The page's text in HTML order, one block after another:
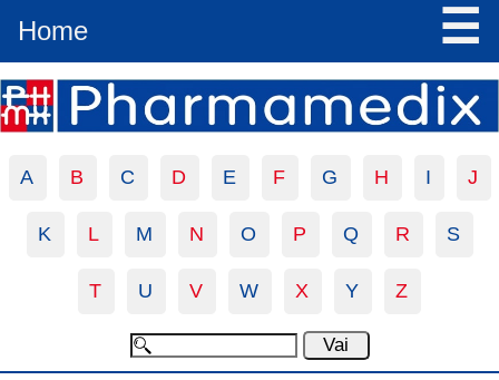
Home ☰
A B C D E F G H I J
K L M N O P Q R S
T U V W X Y Z